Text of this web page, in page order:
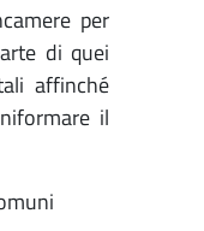
per
di quei
affinché
il